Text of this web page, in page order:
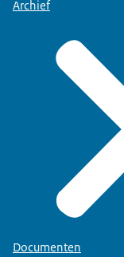
Archief
Documenten